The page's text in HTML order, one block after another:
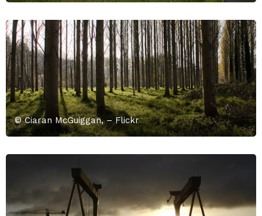
© Ciaran McGuiggan, – Flickr